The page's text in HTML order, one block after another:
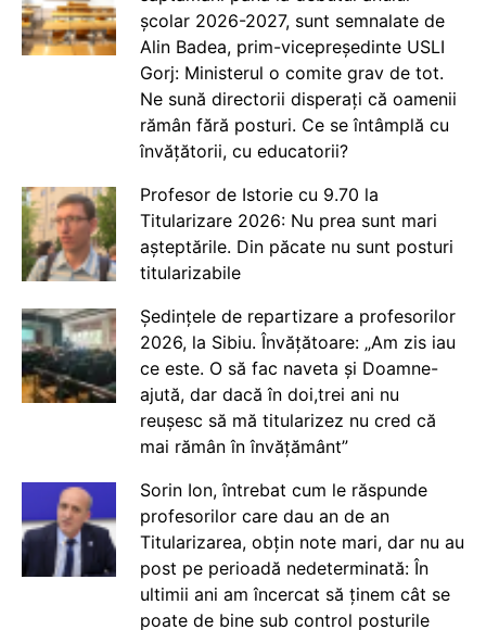
școlar 2026-2027, sunt semnalate de
Alin Badea, prim-vicepreședinte USLI
Gorj: Ministerul o comite grav de tot.
Ne sună directorii disperați că oamenii
rămân fără posturi. Ce se întâmplă cu
învățătorii, cu educatorii?
Profesor de Istorie cu 9.70 la
Titularizare 2026: Nu prea sunt mari
așteptările. Din păcate nu sunt posturi
titularizabile
Ședințele de repartizare a profesorilor
2026, la Sibiu. Învățătoare: „Am zis iau
ce este. O să fac naveta și Doamne-
ajută, dar dacă în doi,trei ani nu
reușesc să mă titularizez nu cred că
mai rămân în învățământ”
Sorin Ion, întrebat cum le răspunde
profesorilor care dau an de an
Titularizarea, obțin note mari, dar nu au
post pe perioadă nedeterminată: În
ultimii ani am încercat să ținem cât se
poate de bine sub control posturile